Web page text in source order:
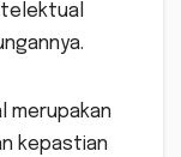
merupakan
kepastian